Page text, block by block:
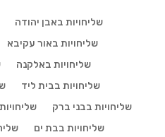
שליחויות באבן יהודה
שליחויות באור עקיבא
שליחויות באלקנה
שליחויות בבית ליד
שליחויות בבני ברק
שליחויות בבת ים